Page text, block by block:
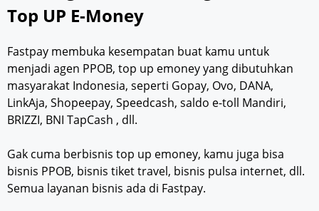
Top UP E-Money
Fastpay membuka kesempatan buat kamu untuk
menjadi agen PPOB, top up emoney yang dibutuhkan
masyarakat Indonesia, seperti Gopay, Ovo, DANA,
LinkAja, Shopeepay, Speedcash, saldo e-toll Mandiri,
BRIZZI, BNI TapCash , dll.
Gak cuma berbisnis top up emoney, kamu juga bisa
bisnis PPOB, bisnis tiket travel, bisnis pulsa internet, dll.
Semua layanan bisnis ada di Fastpay.